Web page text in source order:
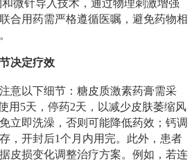
微针导入技术，通过物理刺激增强
合用药需严格遵循医嘱，避免药物相
决定疗效
意以下细节：糖皮质激素药膏需采
用5天，停药2天，以减少皮肤萎缩风
立即洗澡，否则可能降低药效；钙调
，开封后1个月内用完。此外，患者
皮损变化调整治疗方案。例如，若连